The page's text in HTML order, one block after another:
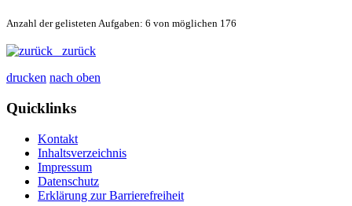
Anzahl der gelisteten Aufgaben: 6 von möglichen 176
zurück
drucken nach oben
Quicklinks
Kontakt
Inhaltsverzeichnis
Impressum
Datenschutz
Erklärung zur Barrierefreiheit